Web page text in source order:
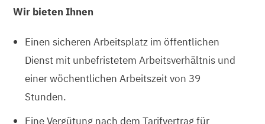
Wir bieten Ihnen
Einen sicheren Arbeitsplatz im öffentlichen
Dienst mit unbefristetem Arbeitsverhältnis und
einer wöchentlichen Arbeitszeit von 39
Stunden.
Eine Vergütung nach dem Tarifvertrag für